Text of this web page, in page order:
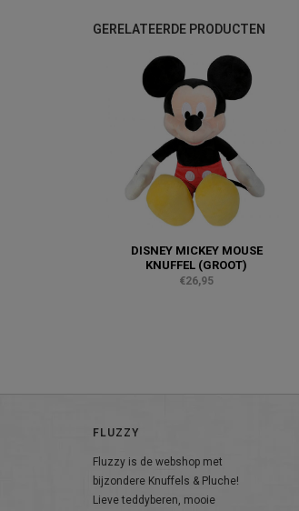
GERELATEERDE PRODUCTEN
DISNEY MICKEY MOUSE
KNUFFEL (GROOT)
€26,95
FLUZZY
Fluzzy is de webshop met
bijzondere Knuffels & Pluche!
Lieve teddyberen, mooie